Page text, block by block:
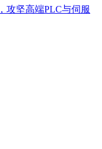
攻坚高端PLC与伺服